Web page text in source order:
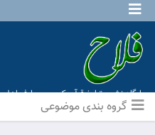
پایگاه نشر و تبلیغ قرآن کریم و معارف
عترت منهاج عشق آباد ]